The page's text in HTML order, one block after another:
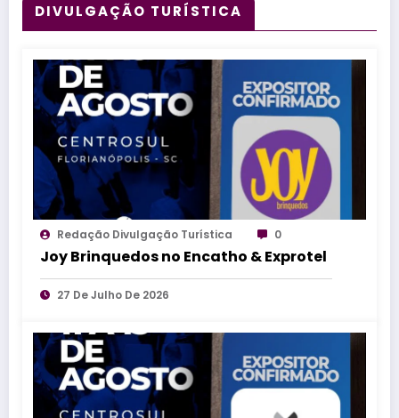
DIVULGAÇÃO TURÍSTICA
Redação Divulgação Turística 0
Joy Brinquedos no Encatho & Exprotel
27 De Julho De 2026